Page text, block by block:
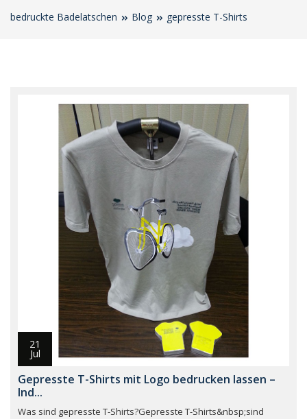
bedruckte Badelatschen Blog gepresste T-Shirts
21
Jul
Gepresste T-Shirts mit Logo bedrucken lassen –
Ind...
Was sind gepresste T-Shirts?Gepresste T-Shirts&nbsp;sind